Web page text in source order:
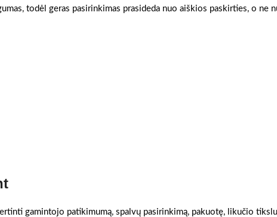
todėl geras pasirinkimas prasideda nuo aiškios paskirties, o ne
gamintojo patikimumą, spalvų pasirinkimą, pakuotę, likučio